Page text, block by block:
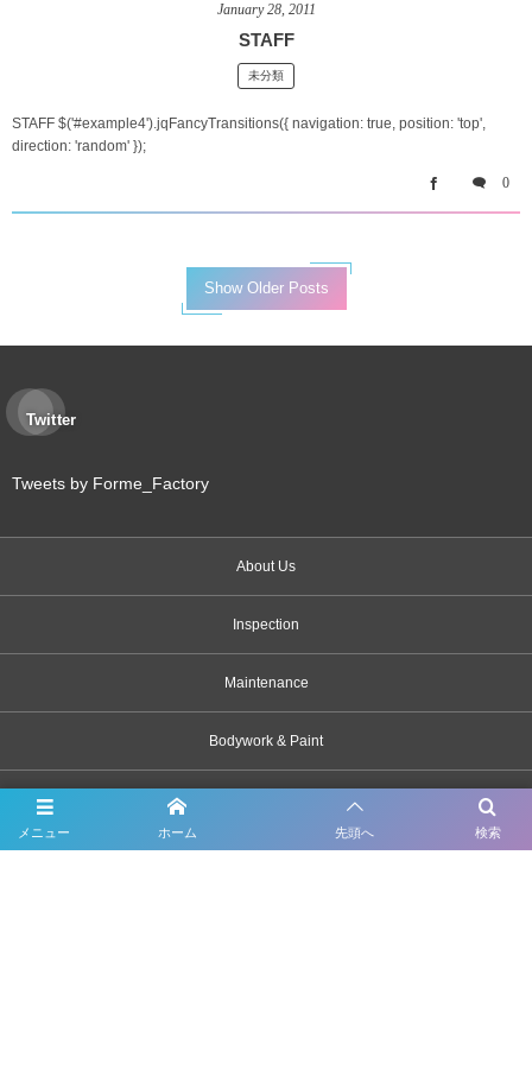
January 28, 2011
STAFF
未分類
STAFF $('#example4').jqFancyTransitions({ navigation: true, position: 'top',
direction: 'random' });
0
Show Older Posts
Twitter
Tweets by Forme_Factory
About Us
Inspection
Maintenance
Bodywork & Paint
メニュー 検索
ホーム 先頭へ